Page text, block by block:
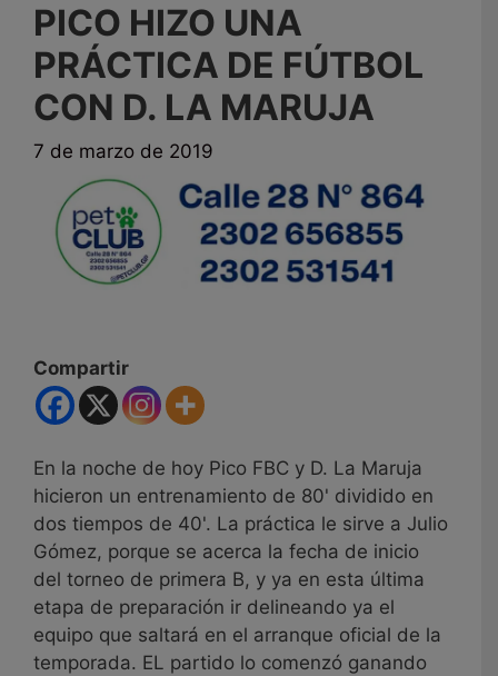
PICO HIZO UNA
PRÁCTICA DE FÚTBOL
CON D. LA MARUJA
7 de marzo de 2019
Compartir
En la noche de hoy Pico FBC y D. La Maruja
hicieron un entrenamiento de 80' dividido en
dos tiempos de 40'. La práctica le sirve a Julio
Gómez, porque se acerca la fecha de inicio
del torneo de primera B, y ya en esta última
etapa de preparación ir delineando ya el
equipo que saltará en el arranque oficial de la
temporada. EL partido lo comenzó ganando